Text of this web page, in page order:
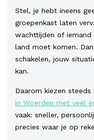
Stel, je hebt ineens
groepenkast laten
wachttijden of iemand
land moet komen.
schakelen, jouw
kan.
Daarom kiezen
in Woerden met veel
vaak: sneller,
precies waar je op